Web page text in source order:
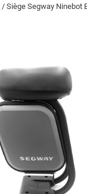
/ Siège Segway Ninebot